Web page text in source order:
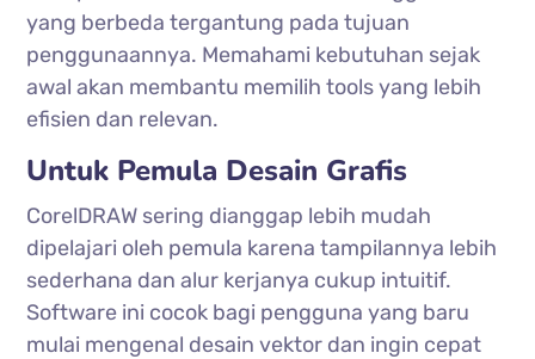
yang berbeda tergantung pada tujuan
penggunaannya. Memahami kebutuhan sejak
awal akan membantu memilih tools yang lebih
efisien dan relevan.
Untuk Pemula Desain Grafis
CorelDRAW sering dianggap lebih mudah
dipelajari oleh pemula karena tampilannya lebih
sederhana dan alur kerjanya cukup intuitif.
Software ini cocok bagi pengguna yang baru
mulai mengenal desain vektor dan ingin cepat